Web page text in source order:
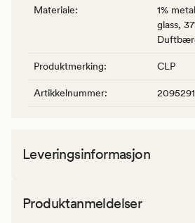
Materiale:
1%
glass,
Produktmerking: CLP
Artikkelnummer:
Leveringsinformasjon
Produktanmeldelser